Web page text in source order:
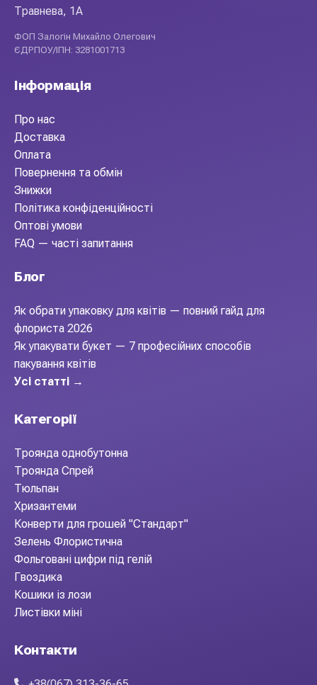
Травнева, 1А
ФОП Залогін Михайло Олегович
ЄДРПОУ/ІПН: 3281001713
Інформація
Про нас
Доставка
Оплата
Повернення та обмін
Знижки
Політика конфіденційності
Оптові умови
FAQ — часті запитання
Блог
Як обрати упаковку для квітів — повний гайд для
флориста 2026
Як упакувати букет — 7 професійних способів
пакування квітів
Усі статті →
Категорії
Троянда однобутонна
Троянда Спрей
Тюльпан
Хризантеми
Конверти для грошей "Стандарт"
Зелень Флористична
Фольговані цифри під гелій
Гвоздика
Кошики із лози
Листівки міні
Контакти